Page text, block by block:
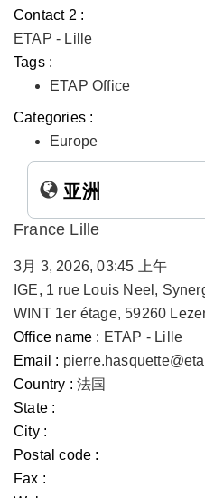
Contact 2 :
ETAP - Lille
Tags :
ETAP Office
Categories :
Europe
亚洲
France Lille
3月 3, 2026, 03:45 上午
IGE, 1 rue Louis Neel,
WINT 1er étage, 59260
Office name : ETAP - Lille
Email :
Country : 法国
State :
City :
Postal code :
Fax :